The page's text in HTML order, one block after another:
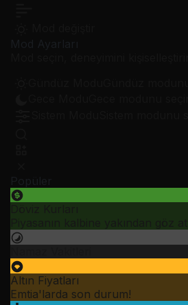
Altın Fiyatları
Emtia'larda son durum!